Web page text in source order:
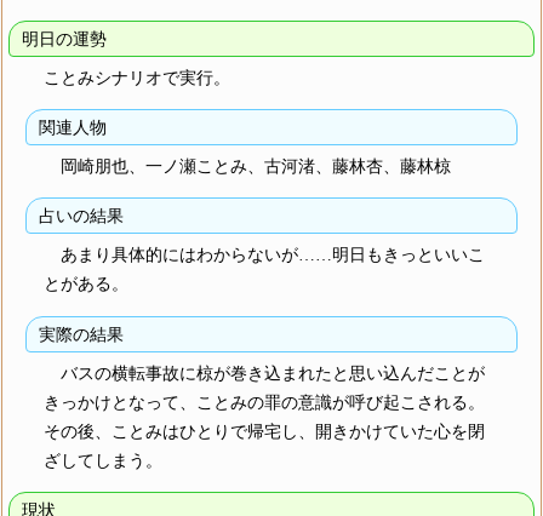
明日の運勢
ことみシナリオで実行。
関連人物
岡崎朋也、一ノ瀬ことみ、古河渚、藤林杏、藤林椋
占いの結果
あまり具体的にはわからないが……明日もきっといいこ
とがある。
実際の結果
バスの横転事故に椋が巻き込まれたと思い込んだことが
きっかけとなって、ことみの罪の意識が呼び起こされる。
その後、ことみはひとりで帰宅し、開きかけていた心を閉
ざしてしまう。
現状